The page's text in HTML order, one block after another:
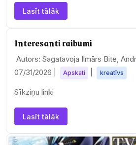
Lasīt tālāk
Interesanti raibumi
Autors: Sagatavoja Ilmārs Bite,
07/31/2026
Apskati kreatīvs
Sīkziņu linki
Lasīt tālāk